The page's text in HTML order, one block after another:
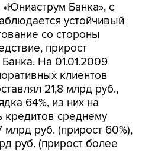
Банка», с
устойчивый
со стороны
прирост
На 01.01.2009
клиентов
21,8 млрд руб.,
64%, из них на
кредитов среднему
млрд руб. (прирост 60%),
руб. (прирост более